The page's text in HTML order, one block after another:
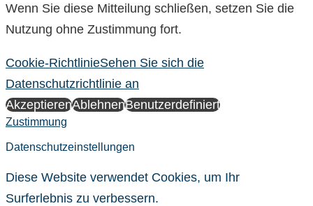
Wenn Sie diese Mitteilung schließen, setzen Sie die
Nutzung ohne Zustimmung fort.
Cookie-RichtlinieSehen Sie sich die
Datenschutzrichtlinie an
AkzeptierenAblehnenBenutzerdefiniert
Zustimmung
Datenschutzeinstellungen
Diese Website verwendet Cookies, um Ihr
Surferlebnis zu verbessern.